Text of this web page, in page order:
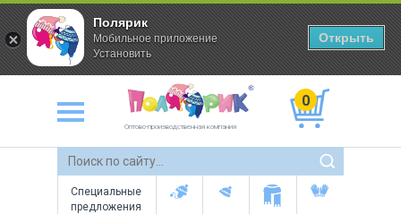
Оптово-производственная компания
0
Специальные
предложения
Полярик
Мобильное приложение
Установить
Открыть